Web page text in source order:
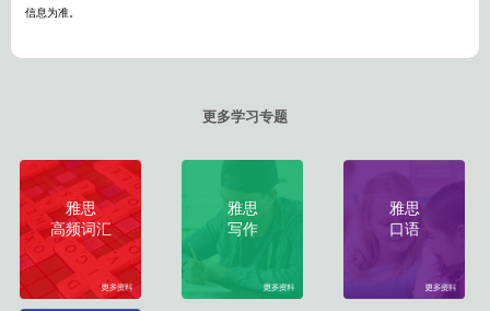
信息为准。
更多学习专题
雅思
高频词汇
雅思
写作
雅思
口语